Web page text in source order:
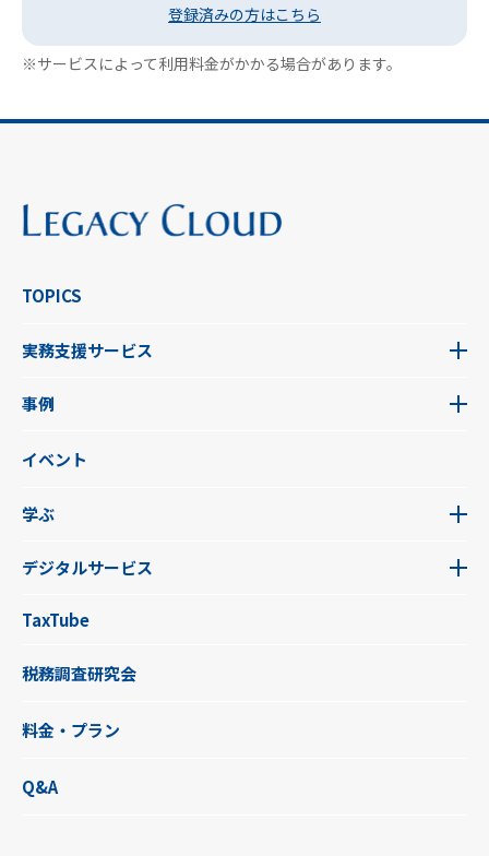
登録済みの方はこちら
※サービスによって利用料金がかかる場合があります。
TOPICS
実務支援サービス
事例
イベント
学ぶ
デジタルサービス
TaxTube
税務調査研究会
料金・プラン
Q&A